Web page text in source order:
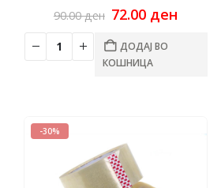
90.00ден Original
was:
90.00 ден.
72.00 денCurrent
ДОДАЈ ВО
КОШНИЦА
-30%